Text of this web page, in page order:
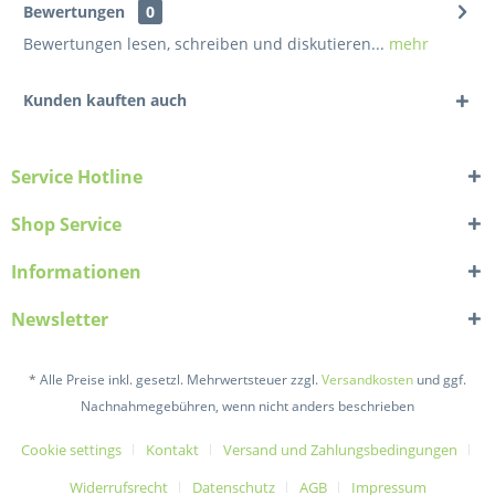
Bewertungen
0
Bewertungen lesen, schreiben und diskutieren... mehr
Kunden kauften auch
Service Hotline
Shop Service
Informationen
Newsletter
* Alle Preise inkl. gesetzl. Mehrwertsteuer zzgl.Versandkosten und ggf.
Nachnahmegebühren, wenn nicht anders beschrieben
Cookie settings Kontakt
Versand und Zahlungsbedingungen
Widerrufsrecht
Datenschutz AGB Impressum